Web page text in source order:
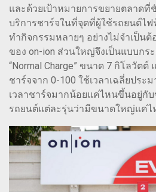
และด้วยเป้าหมายการขยายตลาดที่
บริการชาร์จในที่จุดที่ผู้ใช้รถยนต์ไฟ
ทำกิจกรรมหลายๆ อย่างไม่จำเป็นต้
ของ on-ion ส่วนใหญ่จึงเป็นแบบกร
“Normal Charge” ขนาด 7 กิโลวัต
ชาร์จจาก 0-100 ใช้เวลาเฉลี่ยประ
เวลาชาร์จมากน้อยแค่ไหนขึ้นอยู่กั
รถยนต์แต่ละรุ่นว่ามีขนาดใหญ่แค่ไ